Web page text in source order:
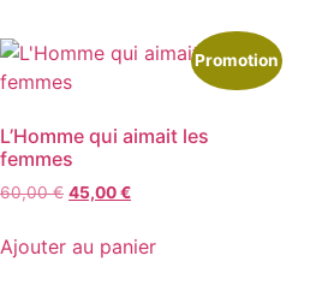
Promotion
L’Homme qui aimait les
femmes
60,00€ Original
was:
60,00 €.
45,00€Current
is:
Ajouter au panier